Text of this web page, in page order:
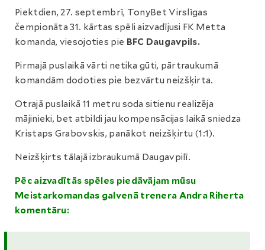
Piektdien, 27. septembrī, TonyBet Virslīgas
čempionāta 31. kārtas spēli aizvadījusi FK Metta
komanda, viesojoties pie BFC Daugavpils.
Pirmajā puslaikā vārti netika gūti, pārtraukumā
komandām dodoties pie bezvārtu neizšķirta.
Otrajā puslaikā 11 metru soda sitienu realizēja
mājinieki, bet atbildi jau kompensācijas laikā sniedza
Kristaps Grabovskis, panākot neizšķirtu (1:1).
Neizšķirts tālajā izbraukumā Daugavpilī.
Pēc aizvadītās spēles piedāvājam mūsu
Meistarkomandas galvenā trenera Andra Riherta
komentāru: